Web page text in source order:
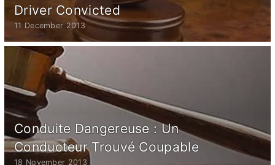
Driver Convicted
11 December 2013
Conduite Dangereuse : Un
Conducteur Trouvé Coupable
18 November 2013